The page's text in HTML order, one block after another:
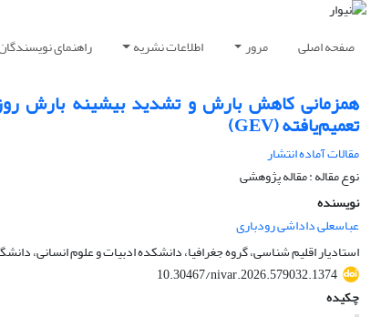
صفحه اصلی مرور اطلاعات نشریه راهنمای
همزمانی کاهش بارش و تشدید بیشینه بارش
تعمیم‌یافته (GEV)
مقالات آماده انتشار
نوع مقاله : مقاله پژوهشی
نویسنده
عباسعلی داداشی رودباری
استادیار اقلیم شناسی، گروه جغرافیا، دانشکده ادبیات و علوم انسانی،
10.30467/nivar.2026.579032.1374
چکیده